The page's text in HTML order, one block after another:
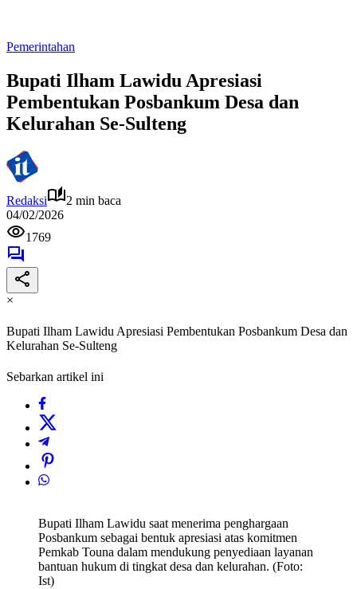
Pemerintahan
Bupati Ilham Lawidu Apresiasi
Pembentukan Posbankum Desa dan
Kelurahan Se-Sulteng
Redaksi
2 min baca
04/02/2026
1769
×
Bupati Ilham Lawidu Apresiasi Pembentukan Posbankum Desa dan
Kelurahan Se-Sulteng
Sebarkan artikel ini
Bupati Ilham Lawidu saat menerima penghargaan
Posbankum sebagai bentuk apresiasi atas komitmen
Pemkab Touna dalam mendukung penyediaan layanan
bantuan hukum di tingkat desa dan kelurahan. (Foto:
Ist)